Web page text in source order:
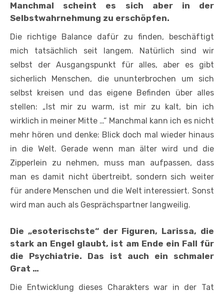
Manchmal scheint es sich aber in der
Selbstwahrnehmung zu erschöpfen.
Die richtige Balance dafür zu finden, be­schäftigt
mich tatsächlich seit langem. Natürlich sind wir
selbst der Ausgangs­punkt für alles, aber es gibt
sicherlich Menschen, die ununterbrochen um sich
selbst kreisen und das eigene Befinden über alles
stellen: „Ist mir zu warm, ist mir zu kalt, bin ich
wirklich in meiner Mitte …“ Manchmal kann ich es nicht
mehr hören und denke: Blick doch mal wieder hinaus
in die Welt. Gerade wenn man älter wird und die
Zipperlein zu­ nehmen, muss man aufpassen, dass
man es damit nicht übertreibt, sondern sich weiter
für andere Menschen und die Welt interessiert. Sonst
wird man auch als Ge­sprächspartner langweilig.
Die „esoterischste“ der Figuren, Larissa, die
stark an Engel glaubt, ist am Ende ein Fall für
die Psychiatrie. Das ist auch ein schmaler
Grat …
Die Entwicklung dieses Charakters war in der Tat